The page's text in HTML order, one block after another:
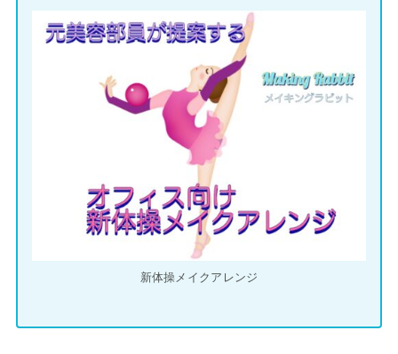
新体操メイクアレンジ